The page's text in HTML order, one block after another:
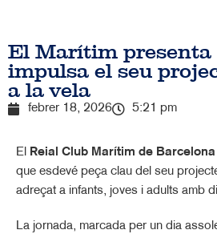
El Marítim presenta
impulsa el seu
a la vela
febrer 18, 2026 5:21 pm
El Reial Club Marítim de Barcelona
que esdevé peça clau del seu
adreçat a infants, joves i adults amb
La jornada, marcada per un dia